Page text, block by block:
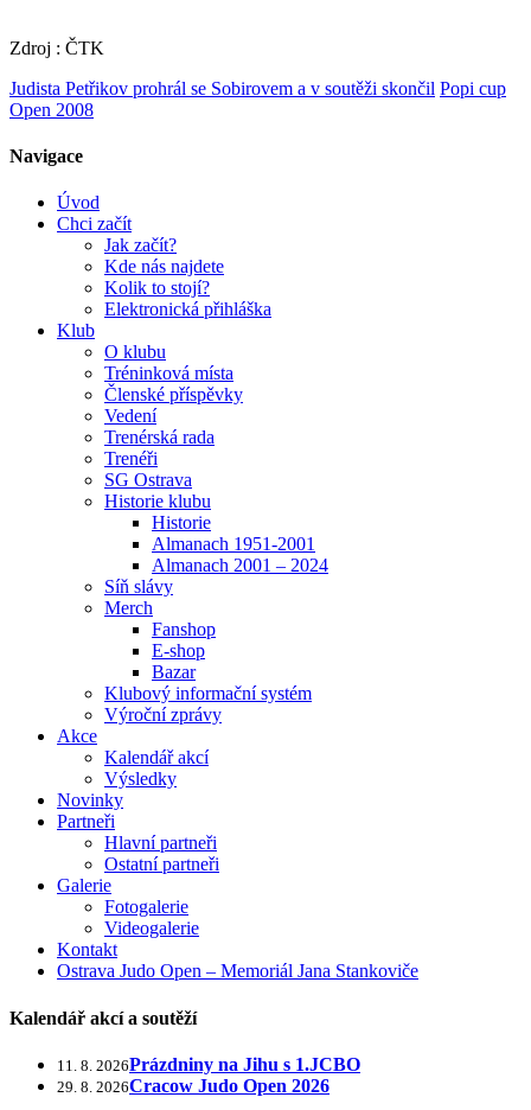
Zdroj : ČTK
Judista Petřikov prohrál se Sobirovem a v soutěži skončil Popi cup
Open 2008
Navigace
Úvod
Chci začít
Jak začít?
Kde nás najdete
Kolik to stojí?
Elektronická přihláška
Klub
O klubu
Tréninková místa
Členské příspěvky
Vedení
Trenérská rada
Trenéři
SG Ostrava
Historie klubu
Historie
Almanach 1951-2001
Almanach 2001 – 2024
Síň slávy
Merch
Fanshop
E-shop
Bazar
Klubový informační systém
Výroční zprávy
Akce
Kalendář akcí
Výsledky
Novinky
Partneři
Hlavní partneři
Ostatní partneři
Galerie
Fotogalerie
Videogalerie
Kontakt
Ostrava Judo Open – Memoriál Jana Stankoviče
Kalendář akcí a soutěží
11. 8. 2026Prázdniny na Jihu s 1.JCBO
29. 8. 2026Cracow Judo Open 2026